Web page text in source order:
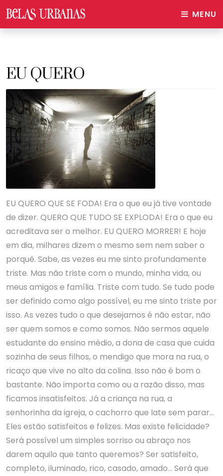
MENU
EU QUERO
EU QUERO QUE SE FODA! Era o que eu já tive vontade
de dizer. QUERO QUE TUDO SE EXPLODA! Era o que eu
acreditava ser o melhor. EU QUERO MORRER! E hoje
em dia, milhares dizem o mesmo sem nem saber o
porquê. Sabe, as vezes eu me sinto profundamente
triste. Mas não triste com o mundo, minha vida, ou
meus amigos e família. Triste com tudo. Se tudo pode
ser definido como algo possível, eu me sinto triste por
isso. As vezes tudo o que desejamos é não estar, não
ser quem somos e como somos. Não sermos aquele
estudante do ensino médio, a dona de casa que cuida
sozinha de seus filhos, o mendigo que mora na rua, o
ricaço que vive no alto da colina. Isso não é bom o
bastante. Não importa como ou a razão disso, mas
ficamos insatisfeitos. Já a criança na rua, a
senhorinha da igreja, o cachorro que late sem parar…
Eles estão satisfeitos e felizes. Mas existe felicidade?
Será possível um simples sorriso ou abraço nos
darem aquilo que tanto queremos? Ser satisfeito,
completo, iluminado, rico, casado, amado… Será que